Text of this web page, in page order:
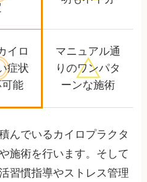
イロ
症状
能
マニュアル通
りのワンパタ
ーンな施術
んでいるカイロプラクタ
施術を行います。そして
習慣指導やストレス管理